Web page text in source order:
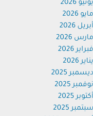
2026
2026
2026
2026
2026
2026
2025
2025
2025
2025